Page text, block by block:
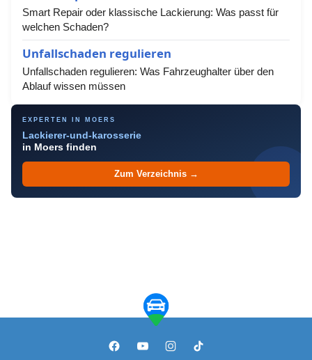
Smart Repair oder klassische Lackierung: Was passt für
welchen Schaden?
Unfallschaden regulieren
Unfallschaden regulieren: Was Fahrzeughalter über den
Ablauf wissen müssen
EXPERTEN IN MOERS
Lackierer-und-karosserie
in Moers finden
Zum Verzeichnis →